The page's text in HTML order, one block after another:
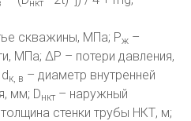
нкт
скважины, МПа; Pж –
МПа; ΔP – потери давления,
к, в – диаметр внутренней
мм; Dнкт – наружный
стенки трубы НКТ, м;